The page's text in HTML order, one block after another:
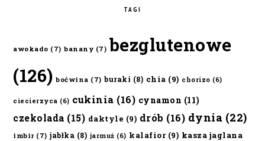
TAGI
awokado (7) banany (7) bezglutenowe
(126) boćwina (7) buraki (8) chia (9) chorizo (6)
ciecierzyca (6) cukinia (16) cynamon (11)
czekolada (15) daktyle (9) drób (16) dynia (22)
imbir (7) jabłka (8) jarmuż (6) kalafior(9) kasza jaglana